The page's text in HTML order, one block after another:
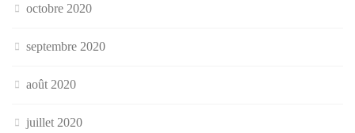
octobre 2020
septembre 2020
août 2020
juillet 2020